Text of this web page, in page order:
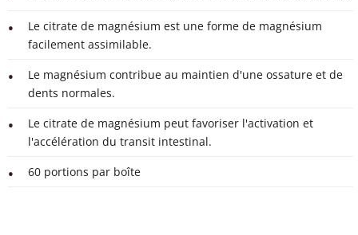
Le citrate de magnésium est une forme de magnésium
facilement assimilable.
Le magnésium contribue au maintien d'une ossature et de
dents normales.
Le citrate de magnésium peut favoriser l'activation et
l'accélération du transit intestinal.
60 portions par boîte